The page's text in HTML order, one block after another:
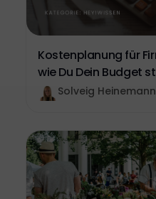
Kostenplanung für
wie Du Dein Budget
Solveig Heinemann